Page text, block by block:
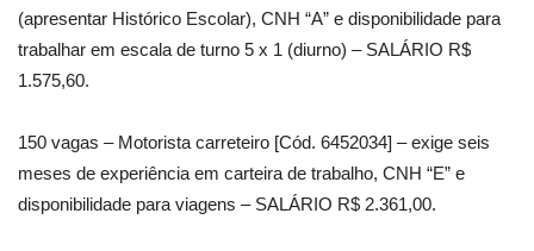
(apresentar Histórico Escolar), CNH “A” e disponibilidade para
trabalhar em escala de turno 5 x 1 (diurno) – SALÁRIO R$
1.575,60.
150 vagas – Motorista carreteiro [Cód. 6452034] – exige seis
meses de experiência em carteira de trabalho, CNH “E” e
disponibilidade para viagens – SALÁRIO R$ 2.361,00.